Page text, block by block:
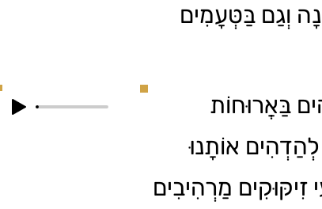
וְגַם בַּטְּעָמִים
בַּאֲרוּחוֹת
אוֹתָנוּ
מַרְהִיבִים